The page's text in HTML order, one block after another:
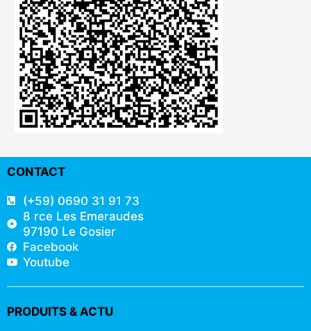
CONTACT
(+59) 0690 31 91 73
8 rce Les Emeraudes
97190 Le Gosier
Facebook
Youtube
PRODUITS & ACTU